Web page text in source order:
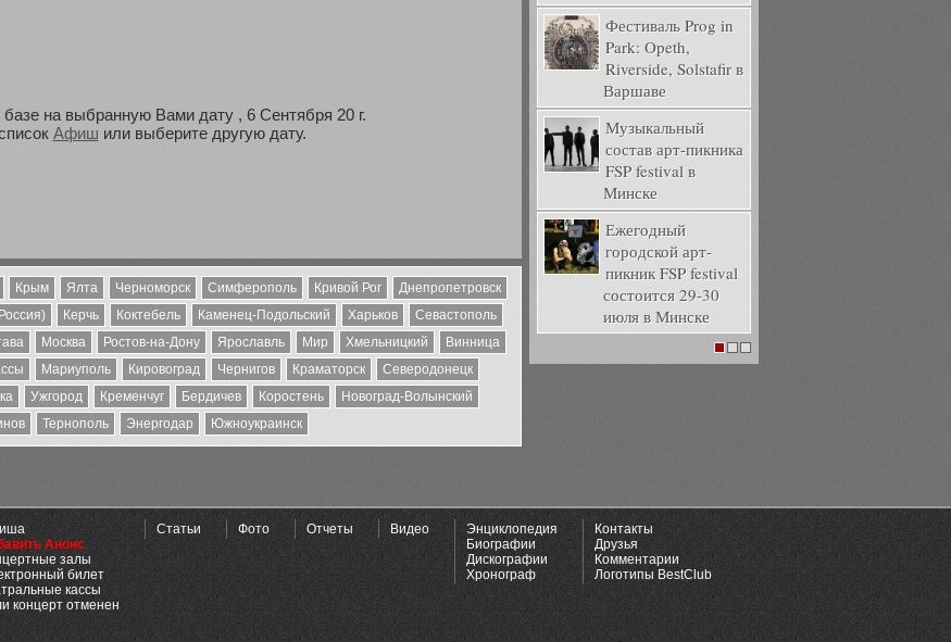
на выбранную Вами дату , 6 Сентября 20 г.
Афиш или выберите другую дату.
Крым Ялта Черноморск Симферополь Кривой Рог
Днепропетровск
Керчь Коктебель Каменец-Подольский Харьков
Севастополь
Москва Ростов-на-Дону Ярославль Мир Хмельницкий
Винница
Мариуполь Кировоград Чернигов Краматорск
Северодонецк
Ужгород Кременчуг Бердичев Коростень
Новоград-Волынский
Тернополь Энергодар Южноукраинск
Фестиваль Prog in
Park: Opeth,
Riverside, Solstafir в
Варшаве
Музыкальный
состав арт-пикника
FSP festival в
Минске
Ежегодный
городской арт-
пикник FSP festival
состоится 29-30
июля в Минске
Анонс
залы
билет
кассы
концерт отменен
Статьи Фото Отчеты Видео
Энциклопедия
Биографии
Дискографии
Хронограф
Контакты
Друзья
Комментарии
Логотипы BestClub